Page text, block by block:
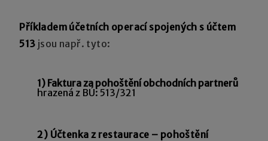
Příkladem účetních operací spojených s účtem
513 jsou např. tyto:
1) Faktura za pohoštění obchodních partnerů
hrazená z BÚ: 513/321
2) Účtenka z restaurace – pohoštění